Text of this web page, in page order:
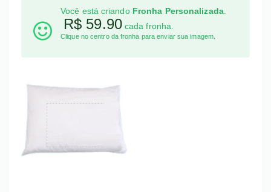
Você está criando Fronha Personalizada.
R$ 59.90cada fronha.
Clique no centro da fronha para enviar sua imagem.